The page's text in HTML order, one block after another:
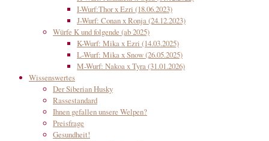
I-Wurf:Thor x Ezri (18.06.2023)
J-Wurf: Conan x Ronja (24.12.2023)
Würfe K und folgende (ab 2025)
K-Wurf: Mika x Ezri (14.03.2025)
L-Wurf: Mika x Snow (26.05.2025)
M-Wurf: Nakoa x Tyra (31.01.2026)
Wissenswertes
Der Siberian Husky
Rassestandard
Ihnen gefallen unsere Welpen?
Preisfrage
Gesundheit!